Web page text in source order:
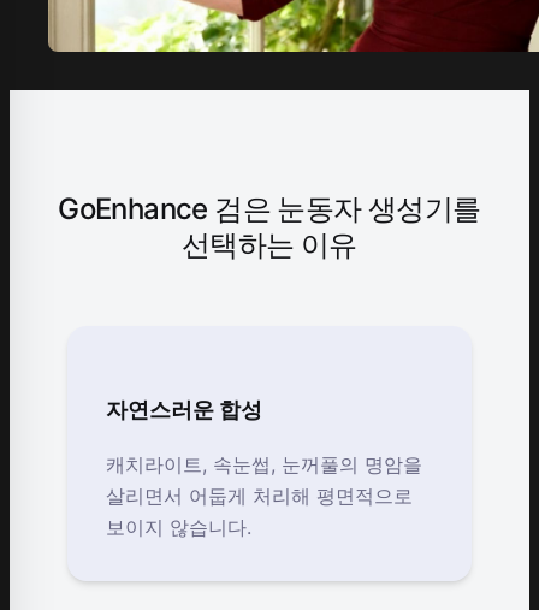
GoEnhance 검은 눈동자 생성기를
선택하는 이유
자연스러운 합성
캐치라이트, 속눈썹, 눈꺼풀의 명암을
살리면서 어둡게 처리해 평면적으로
보이지 않습니다.